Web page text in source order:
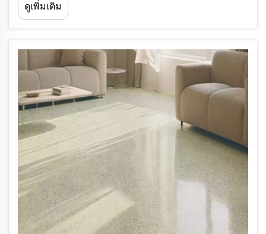
แข็ง'...
ดูเพิ่มเติม